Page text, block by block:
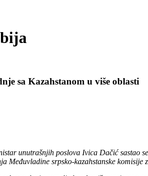
sa Kazahstanom u više oblasti
unutrašnjih poslova Ivica Dačić sastao
Međuvladine srpsko-kazahstanske komisije